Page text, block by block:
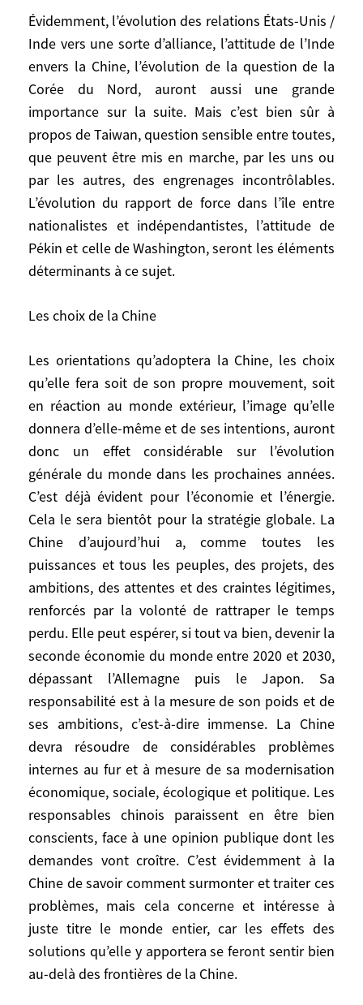
Évidemment, l’évolution des relations États-Unis /
Inde vers une sorte d’alliance, l’attitude de l’Inde
envers la Chine, l’évolution de la question de la
Corée du Nord, auront aussi une grande
importance sur la suite. Mais c’est bien sûr à
propos de Taiwan, question sensible entre toutes,
que peuvent être mis en marche, par les uns ou
par les autres, des engrenages incontrôlables.
L’évolution du rapport de force dans l’île entre
nationalistes et indépendantistes, l’attitude de
Pékin et celle de Washington, seront les éléments
déterminants à ce sujet.
Les choix de la Chine
Les orientations qu’adoptera la Chine, les choix
qu’elle fera soit de son propre mouvement, soit
en réaction au monde extérieur, l’image qu’elle
donnera d’elle-même et de ses intentions, auront
donc un effet considérable sur l’évolution
générale du monde dans les prochaines années.
C’est déjà évident pour l’économie et l’énergie.
Cela le sera bientôt pour la stratégie globale. La
Chine d’aujourd’hui a, comme toutes les
puissances et tous les peuples, des projets, des
ambitions, des attentes et des craintes légitimes,
renforcés par la volonté de rattraper le temps
perdu. Elle peut espérer, si tout va bien, devenir la
seconde économie du monde entre 2020 et 2030,
dépassant l’Allemagne puis le Japon. Sa
responsabilité est à la mesure de son poids et de
ses ambitions, c’est-à-dire immense. La Chine
devra résoudre de considérables problèmes
internes au fur et à mesure de sa modernisation
économique, sociale, écologique et politique. Les
responsables chinois paraissent en être bien
conscients, face à une opinion publique dont les
demandes vont croître. C’est évidemment à la
Chine de savoir comment surmonter et traiter ces
problèmes, mais cela concerne et intéresse à
juste titre le monde entier, car les effets des
solutions qu’elle y apportera se feront sentir bien
au-delà des frontières de la Chine.
de s’allier globalement contre les États-
Unis.
Le Japon reste une puissance économique
considérable, trop sous-estimée depuis dix
ans. Après une restructuration en
profondeur, il sort d’une longue crise
économique et veut redevenir, au-delà de
son poids économique, un réel acteur de la
politique internationale. Tokyo a été le
premier à voir le parti à tirer de la
croissance chinoise mais a ensuite laissé
les États-Unis et l’Europe prendre des
pas contribuer à créer à sa porte, sans
devenir, un jour, menaçant. D’autant que
les rapports entre les deux pays restent
difficiles. La Chine utilise les souvenirs
atroces et méthodiquement entretenus de
la guerre sino-japonaise pour limiter son
nouvel essor politique. Le Japon, qui n’a
pas fait les gestes nécessaires pour
permettre à la Chine de surmonter le passé
et les souvenirs de la guerre, éprouve
manifestement des préoccupations quant
à sa future sécurité – d’où la réaffirmation
récente de ses liens militaires avec les
États-Unis et une adaptation prévisible de
sa doctrine militaire, comme de ses
moyens de défense. Pour les Asiatiques,
comme pour le monde entier, le fait que
dans la relation Chine-Japon le passé ne
soit ni assumé ni dépassé, contrairement à
ce qui a été fait entre la France et
l’Allemagne, reste source d’inquiétude.
États-Unis / Inde vers une sorte d’alliance,
l’attitude de l’Inde envers la Chine,
l’évolution de la question de la Corée du
Nord, auront aussi une grande importance
sur la suite. Mais c’est bien sûr à propos de
Taiwan, question sensible entre toutes,
que peuvent être mis en marche, par les
uns ou par les autres, des engrenages